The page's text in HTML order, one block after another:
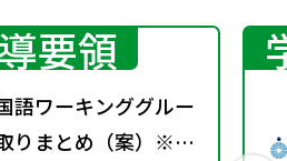
要領
語ワーキンググルー
りまとめ（案）※会